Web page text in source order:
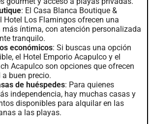
: El Casa Blanca Boutique &
Hotel Los Flamingos ofrecen una
más íntima, con atención personalizada
tranquilo.
económicos: Si buscas una opción
el Hotel Emporio Acapulco y el
Acapulco son opciones que ofrecen
buen precio.
de huéspedes: Para quienes
independencia, hay muchas casas y
disponibles para alquilar en las
a las playas.